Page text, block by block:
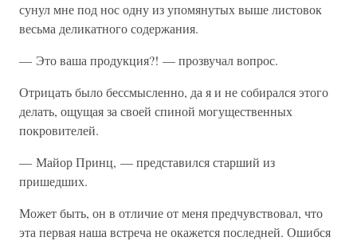
сунул мне под нос одну из упомянутых выше листовок
весьма деликатного содержания.
— Это ваша продукция?! — прозвучал вопрос.
Отрицать было бессмысленно, да я и не собирался этого
делать, ощущая за своей спиной могущественных
покровителей.
— Майор Принц, — представился старший из
пришедших.
Может быть, он в отличие от меня предчувствовал, что
эта первая наша встреча не окажется последней. Ошибся